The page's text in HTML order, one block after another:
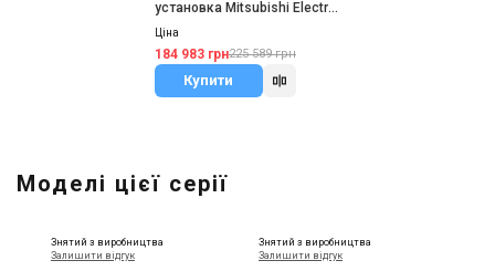
установка Mitsubishi Electric
LGH-100RVX-E
Ціна
184 983 грн225 589 грн
Купити
Моделі цієї серії
Знятий з виробництва
Залишити відгук
Знятий з виробництва
Залишити відгук